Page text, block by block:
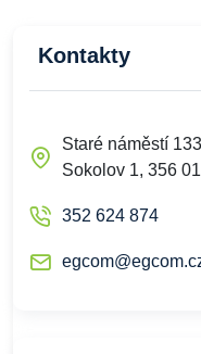
Kontakty
Staré náměstí 133
Sokolov 1, 356 01
352 624 874